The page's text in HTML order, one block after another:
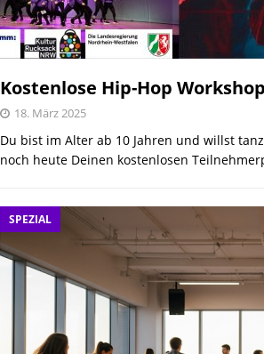
Kostenlose Hip-Hop
18. März 2025
Du bist im Alter ab 10 Jahren und willst
noch heute Deinen kostenlosen
SPEZIAL